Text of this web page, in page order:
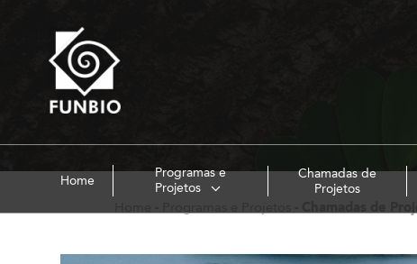
Home
Programas e
Projetos
Chamadas de
Projetos